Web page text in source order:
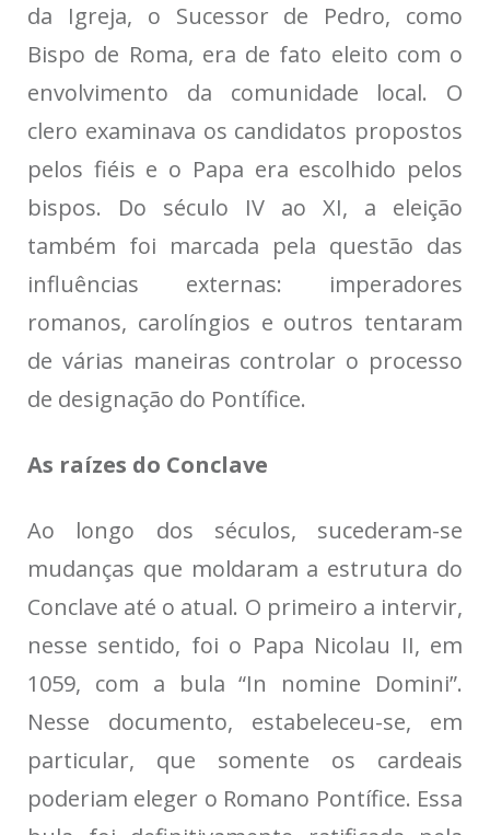
da Igreja, o Sucessor de Pedro, como
Bispo de Roma, era de fato eleito com o
envolvimento da comunidade local. O
clero examinava os candidatos propostos
pelos fiéis e o Papa era escolhido pelos
bispos. Do século IV ao XI, a eleição
também foi marcada pela questão das
influências externas: imperadores
romanos, carolíngios e outros tentaram
de várias maneiras controlar o processo
de designação do Pontífice.
As raízes do Conclave
Ao longo dos séculos, sucederam-se
mudanças que moldaram a estrutura do
Conclave até o atual. O primeiro a intervir,
nesse sentido, foi o Papa Nicolau II, em
1059, com a bula “In nomine Domini”.
Nesse documento, estabeleceu-se, em
particular, que somente os cardeais
poderiam eleger o Romano Pontífice. Essa